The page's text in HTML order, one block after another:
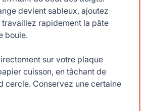
devient sableux, ajoutez
travaillez rapidement la pâte
boule.
sur votre plaque
cuisson, en tâchant de
cercle. Conservez une certaine